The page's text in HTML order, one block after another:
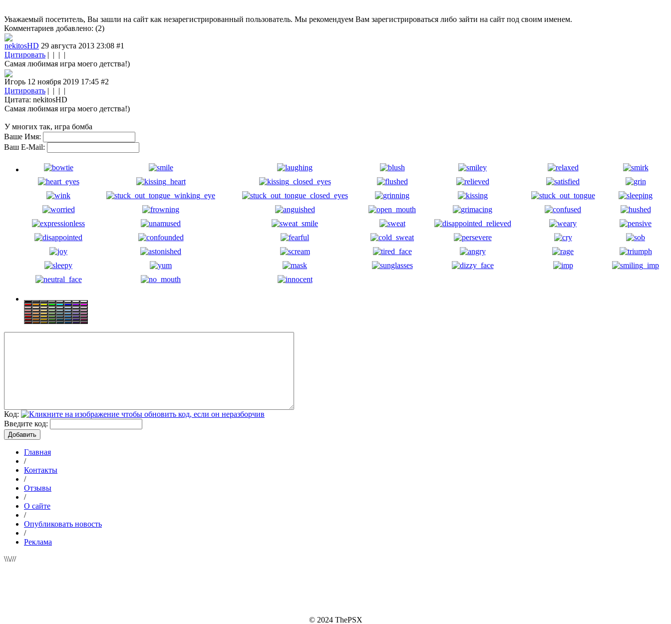
Уважаемый посетитель, Вы зашли на сайт как незарегистрированный пользователь. Мы рекомендуем Вам зарегистрироваться либо зайти на сайт под своим именем.
Комментариев добавлено: (2)
nekitosHD 29 августа 2013 23:08 #1
Цитировать | | | |
Самая любимая игра моего детства!)
Игорь 12 ноября 2019 17:45 #2
Цитировать | | | |
Цитата: nekitosHD
Самая любимая игра моего детства!)
У многих так, игра бомба
Ваше Имя:
Ваш E-Mail:
Код:
Введите код:
Главная
/
Контакты
/
Отзывы
/
О сайте
/
Опубликовать новость
/
Реклама
\\\///
© 2024 ThePSX